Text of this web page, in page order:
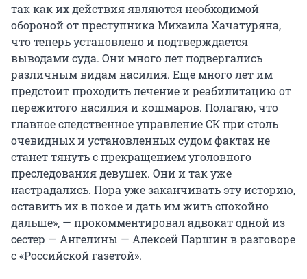
так как их действия являются необходимой
обороной от преступника Михаила Хачатуряна,
что теперь установлено и подтверждается
выводами суда. Они много лет подвергались
различным видам насилия. Еще много лет им
предстоит проходить лечение и реабилитацию от
пережитого насилия и кошмаров. Полагаю, что
главное следственное управление СК при столь
очевидных и установленных судом фактах не
станет тянуть с прекращением уголовного
преследования девушек. Они и так уже
настрадались. Пора уже заканчивать эту историю,
оставить их в покое и дать им жить спокойно
дальше», — прокомментировал адвокат одной из
сестер — Ангелины — Алексей Паршин в разговоре
с «Российской газетой».